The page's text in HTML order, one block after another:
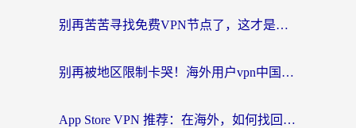
别再苦苦寻找免费VPN节点了，这才是海外访问国内资源的正确姿势
别再被地区限制卡哭！海外用户vpn中国下载全攻略，无缝刷剧办公社交
App Store VPN 推荐：在海外，如何找回那扇回家的“任意门”？